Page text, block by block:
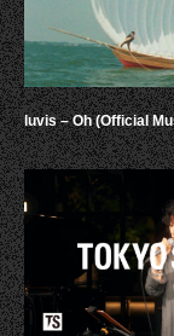
luvis – Oh (Official